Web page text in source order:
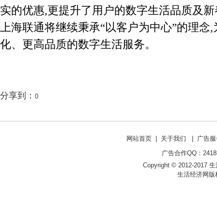
实的优惠,更提升了用户的数字生活品质及
上海联通将继续秉承“以客户为中心”的理念
化、更高品质的数字生活服务。
分享到： 0
网站首页 关于我们
广告
广告合作QQ：
Copyright © 2012-2017
生活经济网